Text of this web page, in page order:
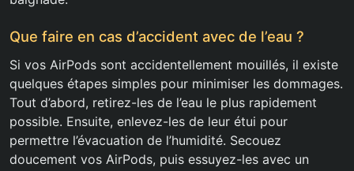
Que faire en cas d’accident avec de l’eau ?
Si vos AirPods sont accidentellement mouillés, il existe
quelques étapes simples pour minimiser les dommages.
Tout d’abord, retirez-les de l’eau le plus rapidement
possible. Ensuite, enlevez-les de leur étui pour
permettre l’évacuation de l’humidité. Secouez
doucement vos AirPods, puis essuyez-les avec un